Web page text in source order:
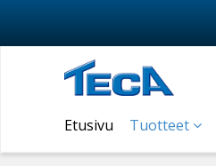
Etusivu Tuotteet